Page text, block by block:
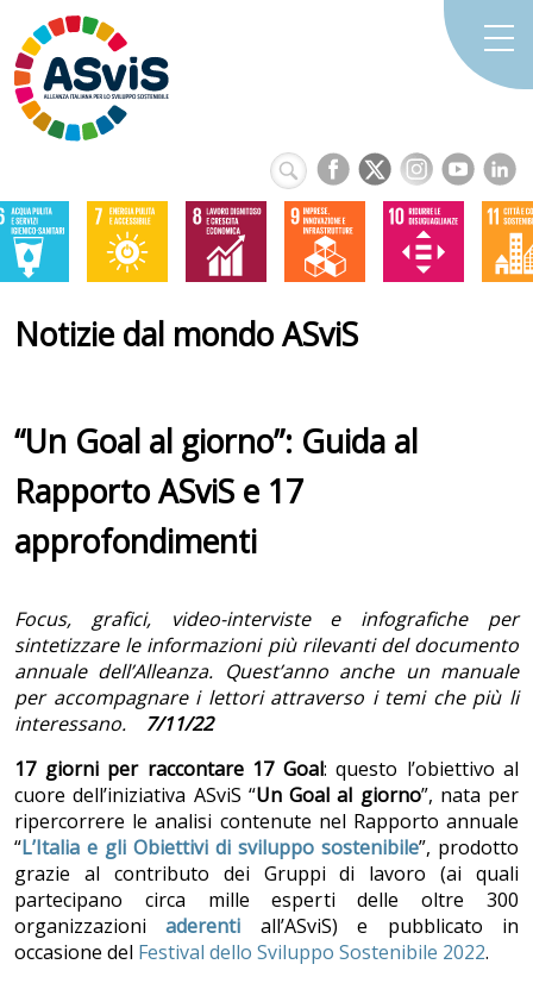
Notizie dal mondo ASviS
“Un Goal al giorno”: Guida al
Rapporto ASviS e 17
approfondimenti
Focus, grafici, video-interviste e infografiche per
sintetizzare le informazioni più rilevanti del documento
annuale dell’Alleanza. Quest’anno anche un manuale
per accompagnare i lettori attraverso i temi che più li
interessano. 7/11/22
17 giorni per raccontare 17 Goal: questo l’obiettivo al
cuore dell’iniziativa ASviS “Un Goal al giorno”, nata per
ripercorrere le analisi contenute nel Rapporto annuale
“L’Italia e gli Obiettivi di sviluppo sostenibile”, prodotto
grazie al contributo dei Gruppi di lavoro (ai quali
partecipano circa mille esperti delle oltre 300
organizzazioniaderenti all’ASviS) e pubblicato in
occasione del Festival dello Sviluppo Sostenibile 2022.